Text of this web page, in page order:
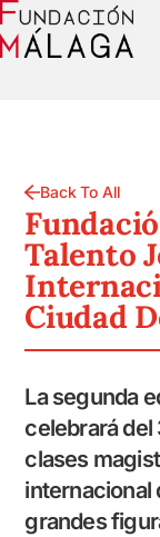
Back To All
Talento
Ciudad
La segunda
celebrará del
clases
internacional
grandes